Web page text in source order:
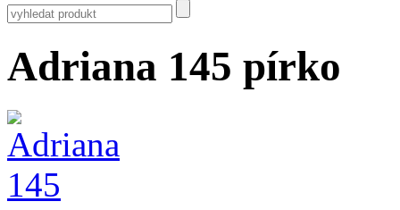
Adriana 145 pírko